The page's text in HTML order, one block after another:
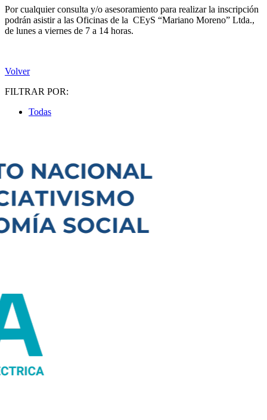
Por cualquier consulta y/o asesoramiento para realizar la inscripción
podrán asistir a las Oficinas de la CEyS “Mariano Moreno” Ltda.,
de lunes a viernes de 7 a 14 horas.
Volver
FILTRAR POR:
Todas